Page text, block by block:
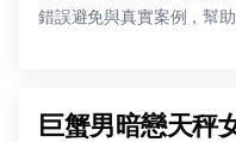
錯誤避免與真實案例，幫
巨蟹男暗戀天秤